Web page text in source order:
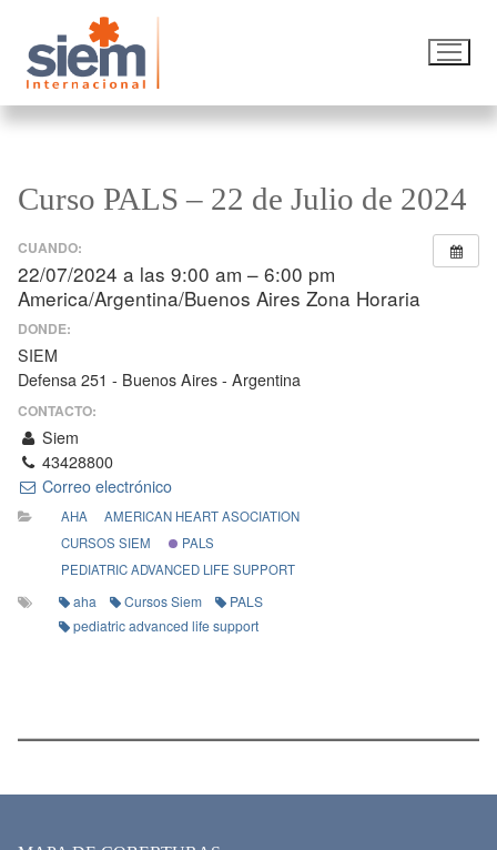
Curso PALS – 22 de Julio de 2024
CUANDO:
22/07/2024 a las 9:00 am – 6:00 pm
America/Argentina/Buenos Aires Zona Horaria
DONDE:
SIEM
Defensa 251 - Buenos Aires - Argentina
CONTACTO:
Siem
43428800
Correo electrónico
AHA
AMERICAN HEART ASOCIATION
CURSOS SIEM
PALS
PEDIATRIC ADVANCED LIFE SUPPORT
aha Cursos Siem
PALS
pediatric advanced life support